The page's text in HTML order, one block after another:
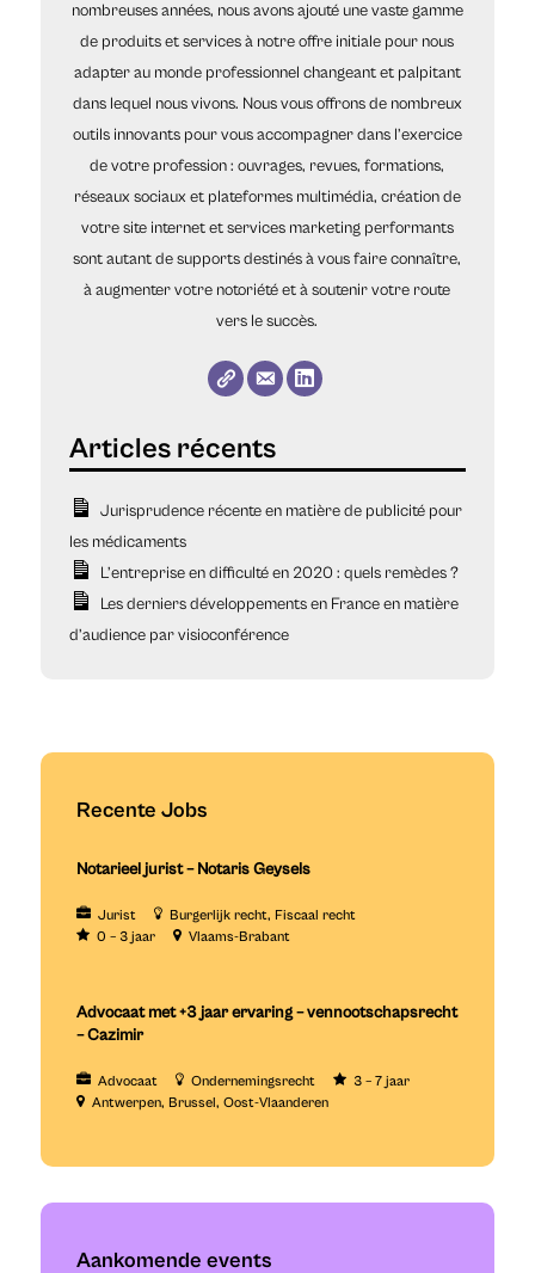
nombreuses années, nous avons ajouté une vaste gamme
de produits et services à notre offre initiale pour nous
adapter au monde professionnel changeant et palpitant
dans lequel nous vivons. Nous vous offrons de nombreux
outils innovants pour vous accompagner dans l’exercice
de votre profession : ouvrages, revues, formations,
réseaux sociaux et plateformes multimédia, création de
votre site internet et services marketing performants
sont autant de supports destinés à vous faire connaître,
à augmenter votre notoriété et à soutenir votre route
vers le succès.
Jurisprudence récente en matière de publicité pour
les médicaments
L’entreprise en difficulté en 2020 : quels remèdes ?
Les derniers développements en France en matière
d’audience par visioconférence
Recente Jobs
Notarieel jurist – Notaris Geysels
Jurist Burgerlijk recht Fiscaal recht
0 – 3 jaar
Vlaams-Brabant
Advocaat met +3 jaar ervaring – vennootschapsrecht
– Cazimir
Advocaat Ondernemingsrecht
3 – 7 jaar
Antwerpen Brussel Oost-Vlaanderen
Aankomende events